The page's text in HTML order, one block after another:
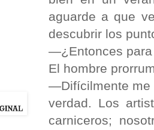
aguarde a que
descubrir los
—¿Entonces
El hombre
—Difícilmente me
verdad. Los
carniceros;